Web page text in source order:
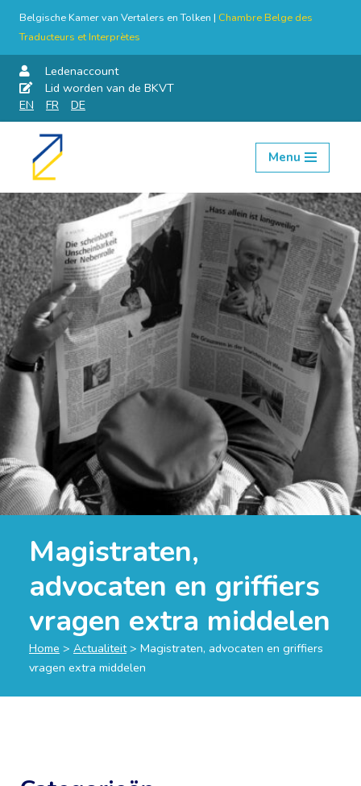
Belgische Kamer van Vertalers en Tolken | Chambre Belge des
Traducteurs et Interprètes
Ledenaccount
Lid worden van de BKVT
EN
FR DE
Skip
content
Menu
Magistraten,
advocaten en griffiers
vragen extra middelen
Home > Actualiteit> Magistraten, advocaten en griffiers
vragen extra middelen